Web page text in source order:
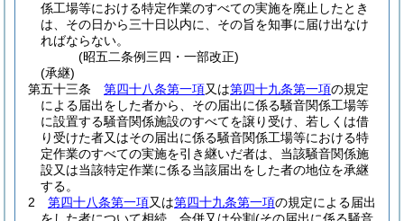
係工場等における特定作業のすべての実施を廃止したとき
は、その日から三十日以内に、その旨を知事に届け出なけ
ればならない。
(昭五二条例三四・一部改正)
(承継)
第五十三条
第四十八条第一項又は第四十九条第一項の規定
による届出をした者から、その届出に係る騒音関係工場等
に設置する騒音関係施設のすべてを譲り受け、若しくは借
り受けた者又はその届出に係る騒音関係工場等における特
定作業のすべての実施を引き継いだ者は、当該騒音関係施
設又は当該特定作業に係る当該届出をした者の地位を承継
する。
2
第四十八条第一項又は第四十九条第一項の規定による届出